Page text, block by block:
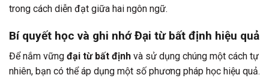
trong cách diễn đạt giữa hai ngôn ngữ.
Bí quyết học và ghi nhớ Đại từ bất định hiệu quả
Để nắm vững đại từ bất định và sử dụng chúng một cách tự
nhiên, bạn có thể áp dụng một số phương pháp học hiệu quả.